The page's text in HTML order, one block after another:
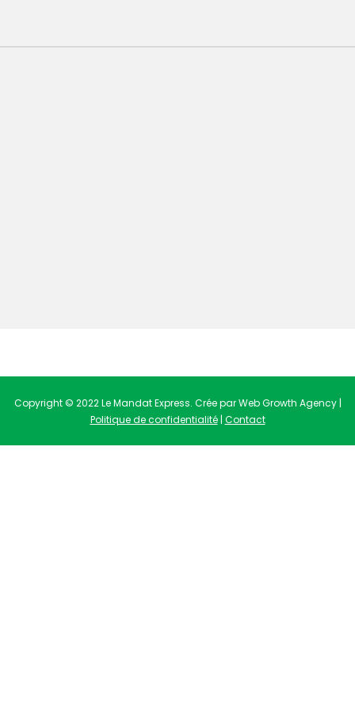
Copyright © 2022 Le Mandat Express. Crée par Web Growth Agency |
Politique de confidentialité| Contact